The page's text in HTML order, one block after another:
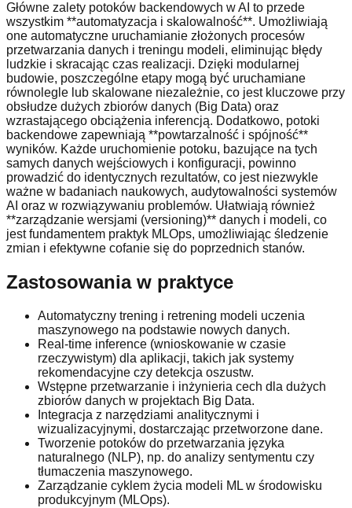
Główne zalety potoków backendowych w AI to przede
wszystkim **automatyzacja i skalowalność**. Umożliwiają
one automatyczne uruchamianie złożonych procesów
przetwarzania danych i treningu modeli, eliminując błędy
ludzkie i skracając czas realizacji. Dzięki modularnej
budowie, poszczególne etapy mogą być uruchamiane
równolegle lub skalowane niezależnie, co jest kluczowe przy
obsłudze dużych zbiorów danych (Big Data) oraz
wzrastającego obciążenia inferencją. Dodatkowo, potoki
backendowe zapewniają **powtarzalność i spójność**
wyników. Każde uruchomienie potoku, bazujące na tych
samych danych wejściowych i konfiguracji, powinno
prowadzić do identycznych rezultatów, co jest niezwykle
ważne w badaniach naukowych, audytowalności systemów
AI oraz w rozwiązywaniu problemów. Ułatwiają również
**zarządzanie wersjami (versioning)** danych i modeli, co
jest fundamentem praktyk MLOps, umożliwiając śledzenie
zmian i efektywne cofanie się do poprzednich stanów.
Zastosowania w praktyce
Automatyczny trening i retrening modeli uczenia
maszynowego na podstawie nowych danych.
Real-time inference (wnioskowanie w czasie
rzeczywistym) dla aplikacji, takich jak systemy
rekomendacyjne czy detekcja oszustw.
Wstępne przetwarzanie i inżynieria cech dla dużych
zbiorów danych w projektach Big Data.
Integracja z narzędziami analitycznymi i
wizualizacyjnymi, dostarczając przetworzone dane.
Tworzenie potoków do przetwarzania języka
naturalnego (NLP), np. do analizy sentymentu czy
tłumaczenia maszynowego.
Zarządzanie cyklem życia modeli ML w środowisku
produkcyjnym (MLOps).